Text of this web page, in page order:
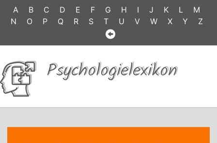
A B C D E F G H I J K L
M
N
O P Q R S T U V W X Y Z
Psychologielexikon